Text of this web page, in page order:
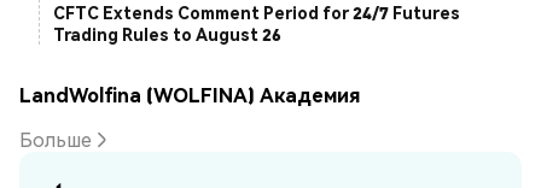
CFTC Extends Comment Period for 24/7 Futures
Trading Rules to August 26
LandWolfina (WOLFINA) Академия
Больше